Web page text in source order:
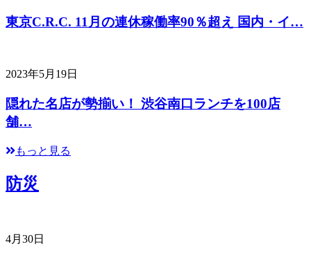
東京C.R.C. 11月の連休稼働率90％超え 国内・イ…
2023年5月19日
隠れた名店が勢揃い！ 渋谷南口ランチを100店
舗…
もっと見る
防災
4月30日